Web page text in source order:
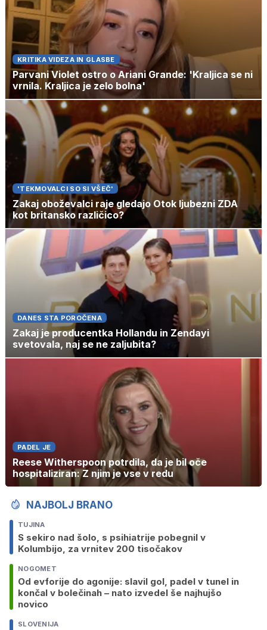
KRITIKA VIDEZA IN GLASBE
Parvani Violet ostro o Ariani Grande: 'Kraljica se ni
vrnila. Kraljica je zelo bolna'
'TEKMOVALCI SO SI VŠEČ'
Zakaj oboževalci raje gledajo Otok ljubezni ZDA
kot britansko različico?
DANES STA POROČENA
Zakaj je producentka Hollandu in Zendayi
svetovala, naj se ne zaljubita?
PADEL JE
Reese Witherspoon potrdila, da je bil oče
hospitaliziran: Z njim je vse v redu
NAJBOLJ BRANO
TUJINA
S sekiro nad šolo, s psihiatrije pobegnil v
Kolumbijo, za vrnitev 200 tisočakov
NOGOMET
Od evforije do agonije: slavil gol, padel v tunel in
končal v bolečinah – nato izvedel še najhujšo
novico
SLOVENIJA